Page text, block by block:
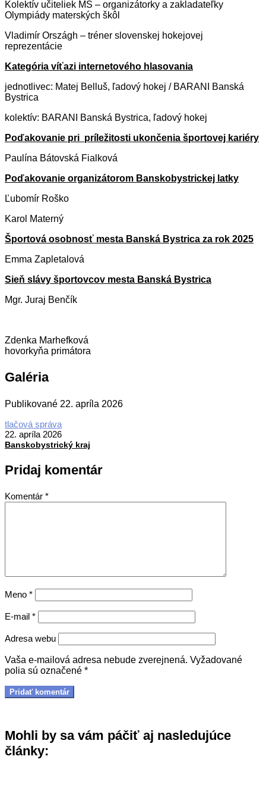
Kolektív učiteliek MŠ – organizátorky a zakladateľky
Olympiády materských škôl
Vladimír Országh – tréner slovenskej hokejovej
reprezentácie
Kategória víťazi internetového hlasovania
jednotlivec: Matej Belluš, ľadový hokej / BARANI Banská
Bystrica
kolektív: BARANI Banská Bystrica, ľadový hokej
Poďakovanie pri príležitosti ukončenia športovej kariéry
Paulína Bátovská Fialková
Poďakovanie organizátorom Banskobystrickej latky
Ľubomír Roško
Karol Materný
Športová osobnosť mesta Banská Bystrica za rok 2025
Emma Zapletalová
Sieň slávy športovcov mesta Banská Bystrica
Mgr. Juraj Benčík
Zdenka Marhefková
hovorkyňa primátora
Galéria
Publikované 22. apríla 2026
2026-
04-
22
tlačová správa
22. apríla 2026
Banskobystrický kraj
Pridaj komentár
Komentár *
Meno *
E-mail *
Adresa webu
Vaša e-mailová adresa nebude zverejnená. Vyžadované
polia sú označené *
Mohli by sa vám páčiť aj nasledujúce
články: